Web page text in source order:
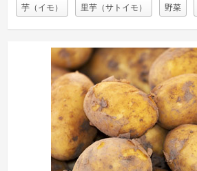
芋（イモ） 里芋（サトイモ） 野菜